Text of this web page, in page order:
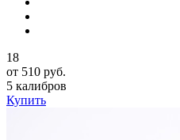
18
от 510 руб.
5 калибров
Купить